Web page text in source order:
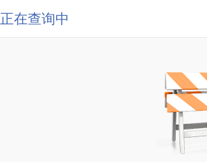
正在查询中